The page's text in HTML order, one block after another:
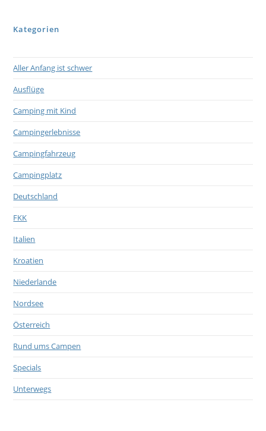
Kategorien
Aller Anfang ist schwer
Ausflüge
Camping mit Kind
Campingerlebnisse
Campingfahrzeug
Campingplatz
Deutschland
FKK
Italien
Kroatien
Niederlande
Nordsee
Österreich
Rund ums Campen
Specials
Unterwegs